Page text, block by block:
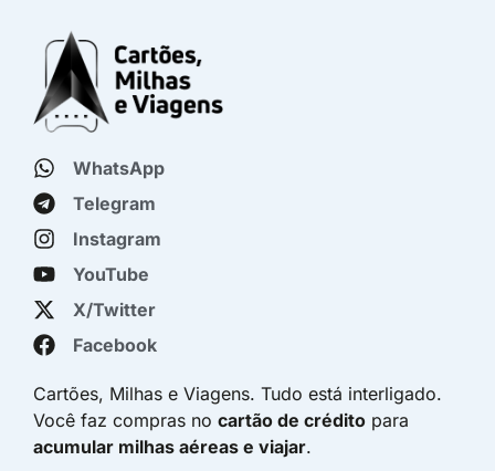
WhatsApp
Telegram
Instagram
YouTube
X/Twitter
Facebook
Cartões, Milhas e Viagens. Tudo está interligado.
Você faz compras no cartão de crédito para
acumular milhas aéreas e viajar.